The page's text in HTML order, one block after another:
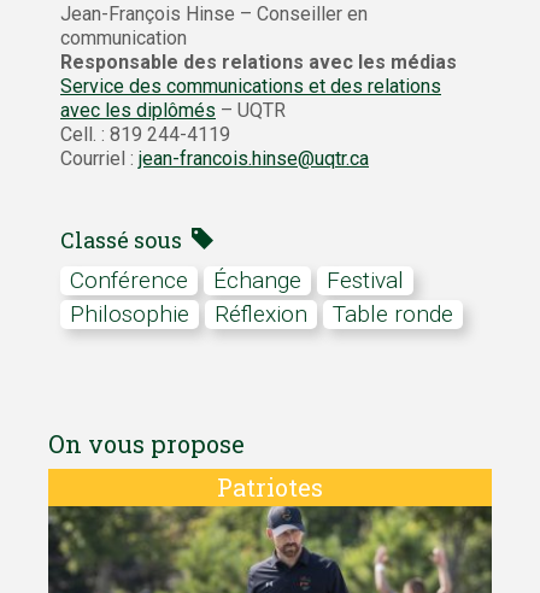
Jean-François Hinse – Conseiller en
communication
Responsable des relations avec les médias
Service des communications et des relations
avec les diplômés – UQTR
Cell. : 819 244-4119
Courriel : jean-francois.hinse@uqtr.ca
Classé sous
conférence échange
festival
philosophie
réflexion table ronde
On vous propose
Patriotes